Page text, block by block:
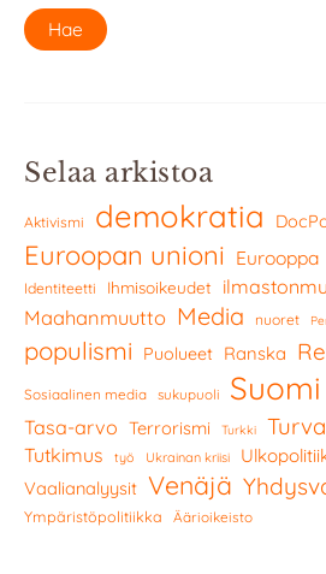
Selaa arkistoa
Aktivismi demokratia
Euroopan unioni Eurooppa
Identiteetti Ihmisoikeudet
Maahanmuutto Media nuoret
populismi Puolueet Ranska
Sosiaalinen media sukupuoli Suomi
Tasa-arvo Terrorismi Turkki
Tutkimus työ Ukrainan kriisi
Vaalianalyysit Venäjä
Ympäristöpolitiikka Äärioikeisto